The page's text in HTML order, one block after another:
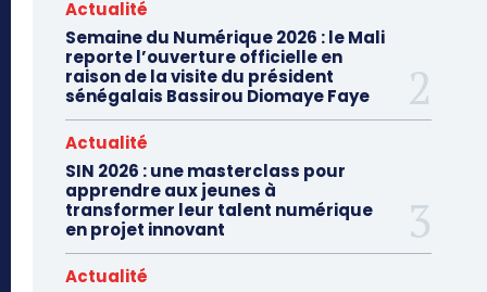
Actualité
Semaine du Numérique 2026 : le Mali
reporte l’ouverture officielle en
raison de la visite du président
sénégalais Bassirou Diomaye Faye
Actualité
SIN 2026 : une masterclass pour
apprendre aux jeunes à
transformer leur talent numérique
en projet innovant
Actualité